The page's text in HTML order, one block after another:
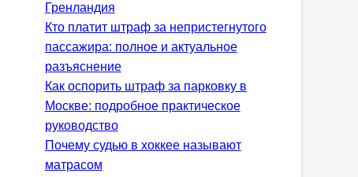
Гренландия
Кто платит штраф за непристегнутого
пассажира: полное и актуальное
разъяснение
Как оспорить штраф за парковку в
Москве: подробное практическое
руководство
Почему судью в хоккее называют
матрасом